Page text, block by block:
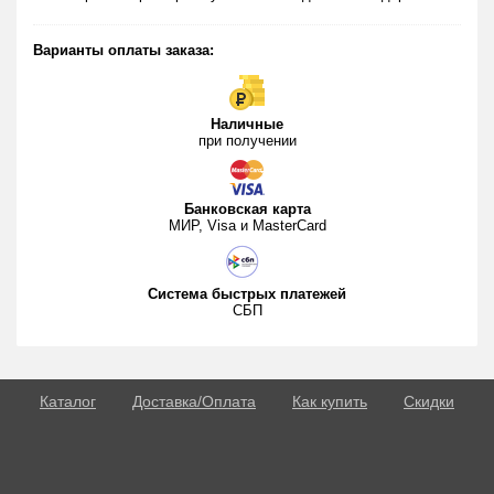
Юношеский и старческий возраст (до 18 и после 65-70
Магазин Мистер Джой предупреждает –
женщинам данный препарат принимать запрещено! Для
слабого пола существуют свои специальные препараты!
Побочные действия
Передозировка и не соблюдение инструкции приводят к
развитию негативных результатов (мигрень/головокружение,
понос, приливы жара и т.д.)
передозировки.
Варианты оплаты заказа:
Наличные
при получении
Банковская карта
МИР, Visa и MasterCard
Система быстрых платежей
СБП
Каталог Доставка/Оплата Как купить
Скидки